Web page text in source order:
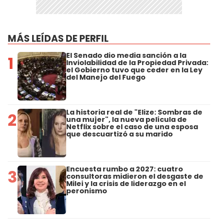
MÁS LEÍDAS DE PERFIL
1 El Senado dio media sanción a la
Inviolabilidad de la Propiedad Privada:
el Gobierno tuvo que ceder en la Ley
del Manejo del Fuego
2 La historia real de "Elize: Sombras de
una mujer", la nueva película de
Netflix sobre el caso de una esposa
que descuartizó a su marido
3 Encuesta rumbo a 2027: cuatro
consultoras midieron el desgaste de
Milei y la crisis de liderazgo en el
peronismo